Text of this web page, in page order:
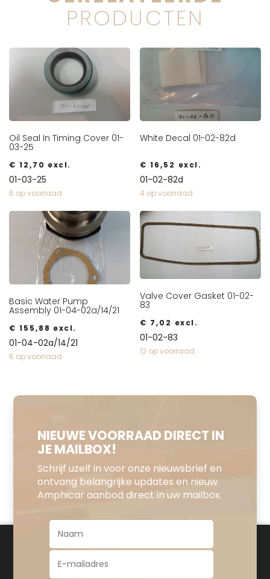
PRODUCTEN
Oil Seal In Timing Cover 01-
03-25
€ 12,70 excl.
01-03-25
6 op voorraad
White Decal 01-02-82d
€ 16,52 excl.
01-02-82d
4 op voorraad
Basic Water Pump
Assembly 01-04-02a/14/21
€ 155,88 excl.
01-04-02a/14/21
6 op voorraad
Valve Cover Gasket 01-02-
83
€ 7,02 excl.
01-02-83
12 op voorraad
NIEUWE VOORRAAD DIRECT IN
JE MAILBOX!
Schrijf uzelf in voor onze nieuwsbrief en
ontvang belangrijke updates en nieuw
Amphicar aanbod direct in uw mailbox.